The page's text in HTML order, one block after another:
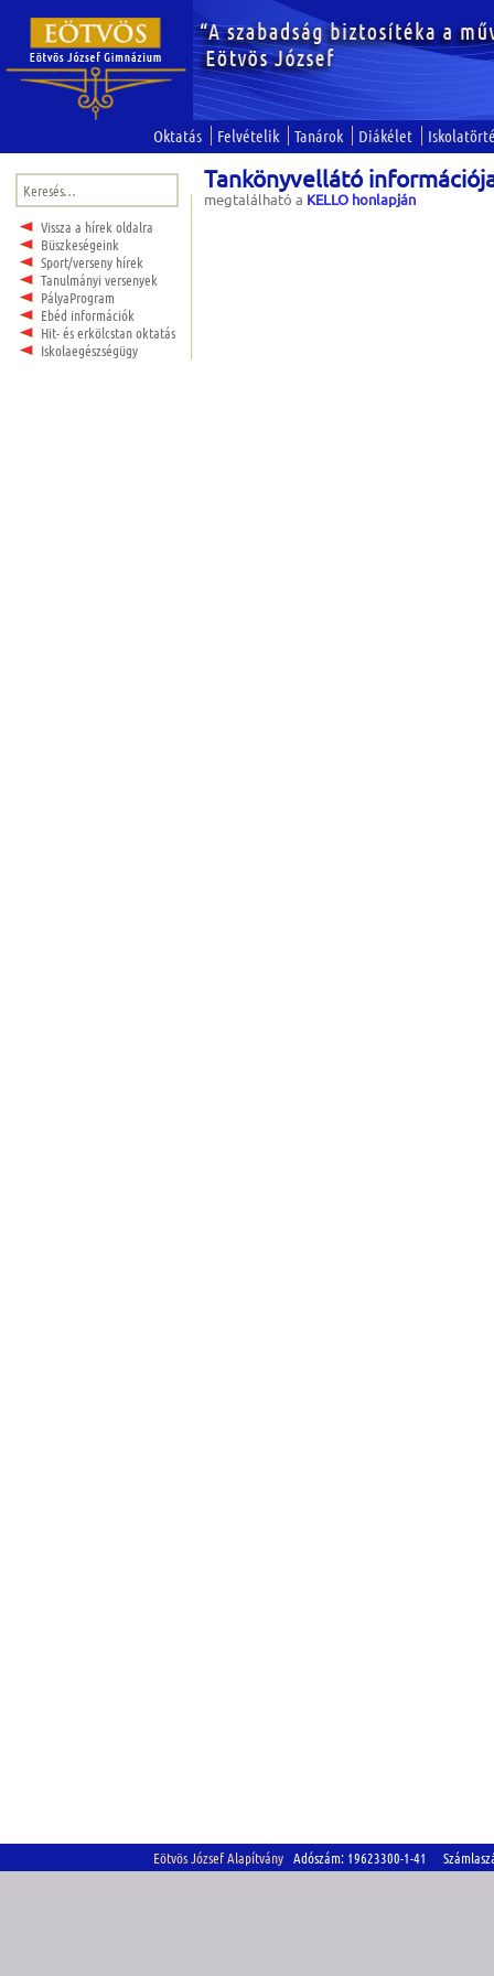
Oktatás Felvételik Tanárok Diákélet
Keresés:
Vissza a hírek oldalra
Büszkeségeink
Sport/verseny hírek
Tanulmányi versenyek
PályaProgram
Ebéd információk
Hit- és erkölcstan oktatás
Iskolaegészségügy
Tankönyvellátó
megtalálható a KELLO honlapján
Eötvös József Alapítvány Adószám: 19623300-1-41